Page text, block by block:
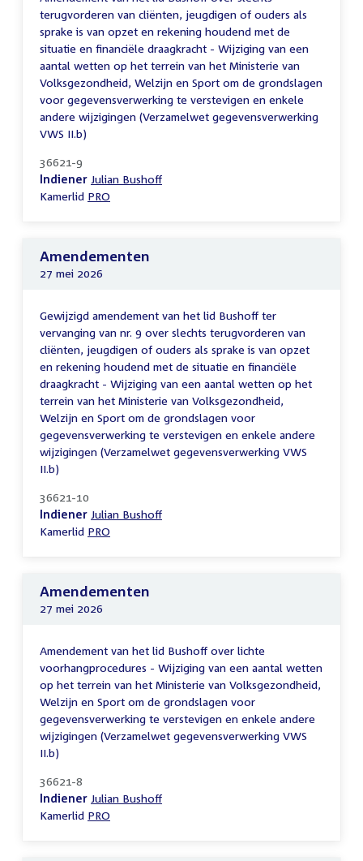
terugvorderen van cliënten, jeugdigen of ouders als
sprake is van opzet en rekening houdend met de
situatie en financiële draagkracht - Wijziging van een
aantal wetten op het terrein van het Ministerie van
Volksgezondheid, Welzijn en Sport om de grondslagen
voor gegevensverwerking te verstevigen en enkele
andere wijzigingen (Verzamelwet gegevensverwerking
VWS II.b)
36621-9
Indiener Julian Bushoff
Kamerlid PRO
Amendementen
27 mei 2026
Gewijzigd amendement van het lid Bushoff ter
vervanging van nr. 9 over slechts terugvorderen van
cliënten, jeugdigen of ouders als sprake is van opzet
en rekening houdend met de situatie en financiële
draagkracht - Wijziging van een aantal wetten op het
terrein van het Ministerie van Volksgezondheid,
Welzijn en Sport om de grondslagen voor
gegevensverwerking te verstevigen en enkele andere
wijzigingen (Verzamelwet gegevensverwerking VWS
II.b)
36621-10
Indiener Julian Bushoff
Kamerlid PRO
Amendementen
27 mei 2026
Amendement van het lid Bushoff over lichte
voorhangprocedures - Wijziging van een aantal wetten
op het terrein van het Ministerie van Volksgezondheid,
Welzijn en Sport om de grondslagen voor
gegevensverwerking te verstevigen en enkele andere
wijzigingen (Verzamelwet gegevensverwerking VWS
II.b)
36621-8
Indiener Julian Bushoff
Kamerlid PRO